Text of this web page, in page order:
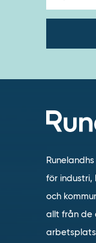
för
och
allt från de